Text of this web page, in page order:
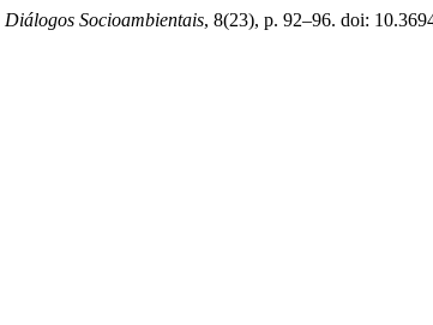
Diálogos Socioambientais, 8(23), p. 92–96. doi: